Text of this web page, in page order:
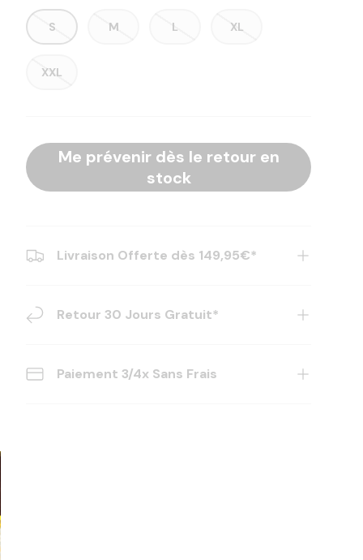
S M L XL
XXL
Me prévenir dès le retour en
stock
Livraison Offerte dès 149,95€*
Retour 30 Jours Gratuit*
Paiement 3/4x Sans Frais